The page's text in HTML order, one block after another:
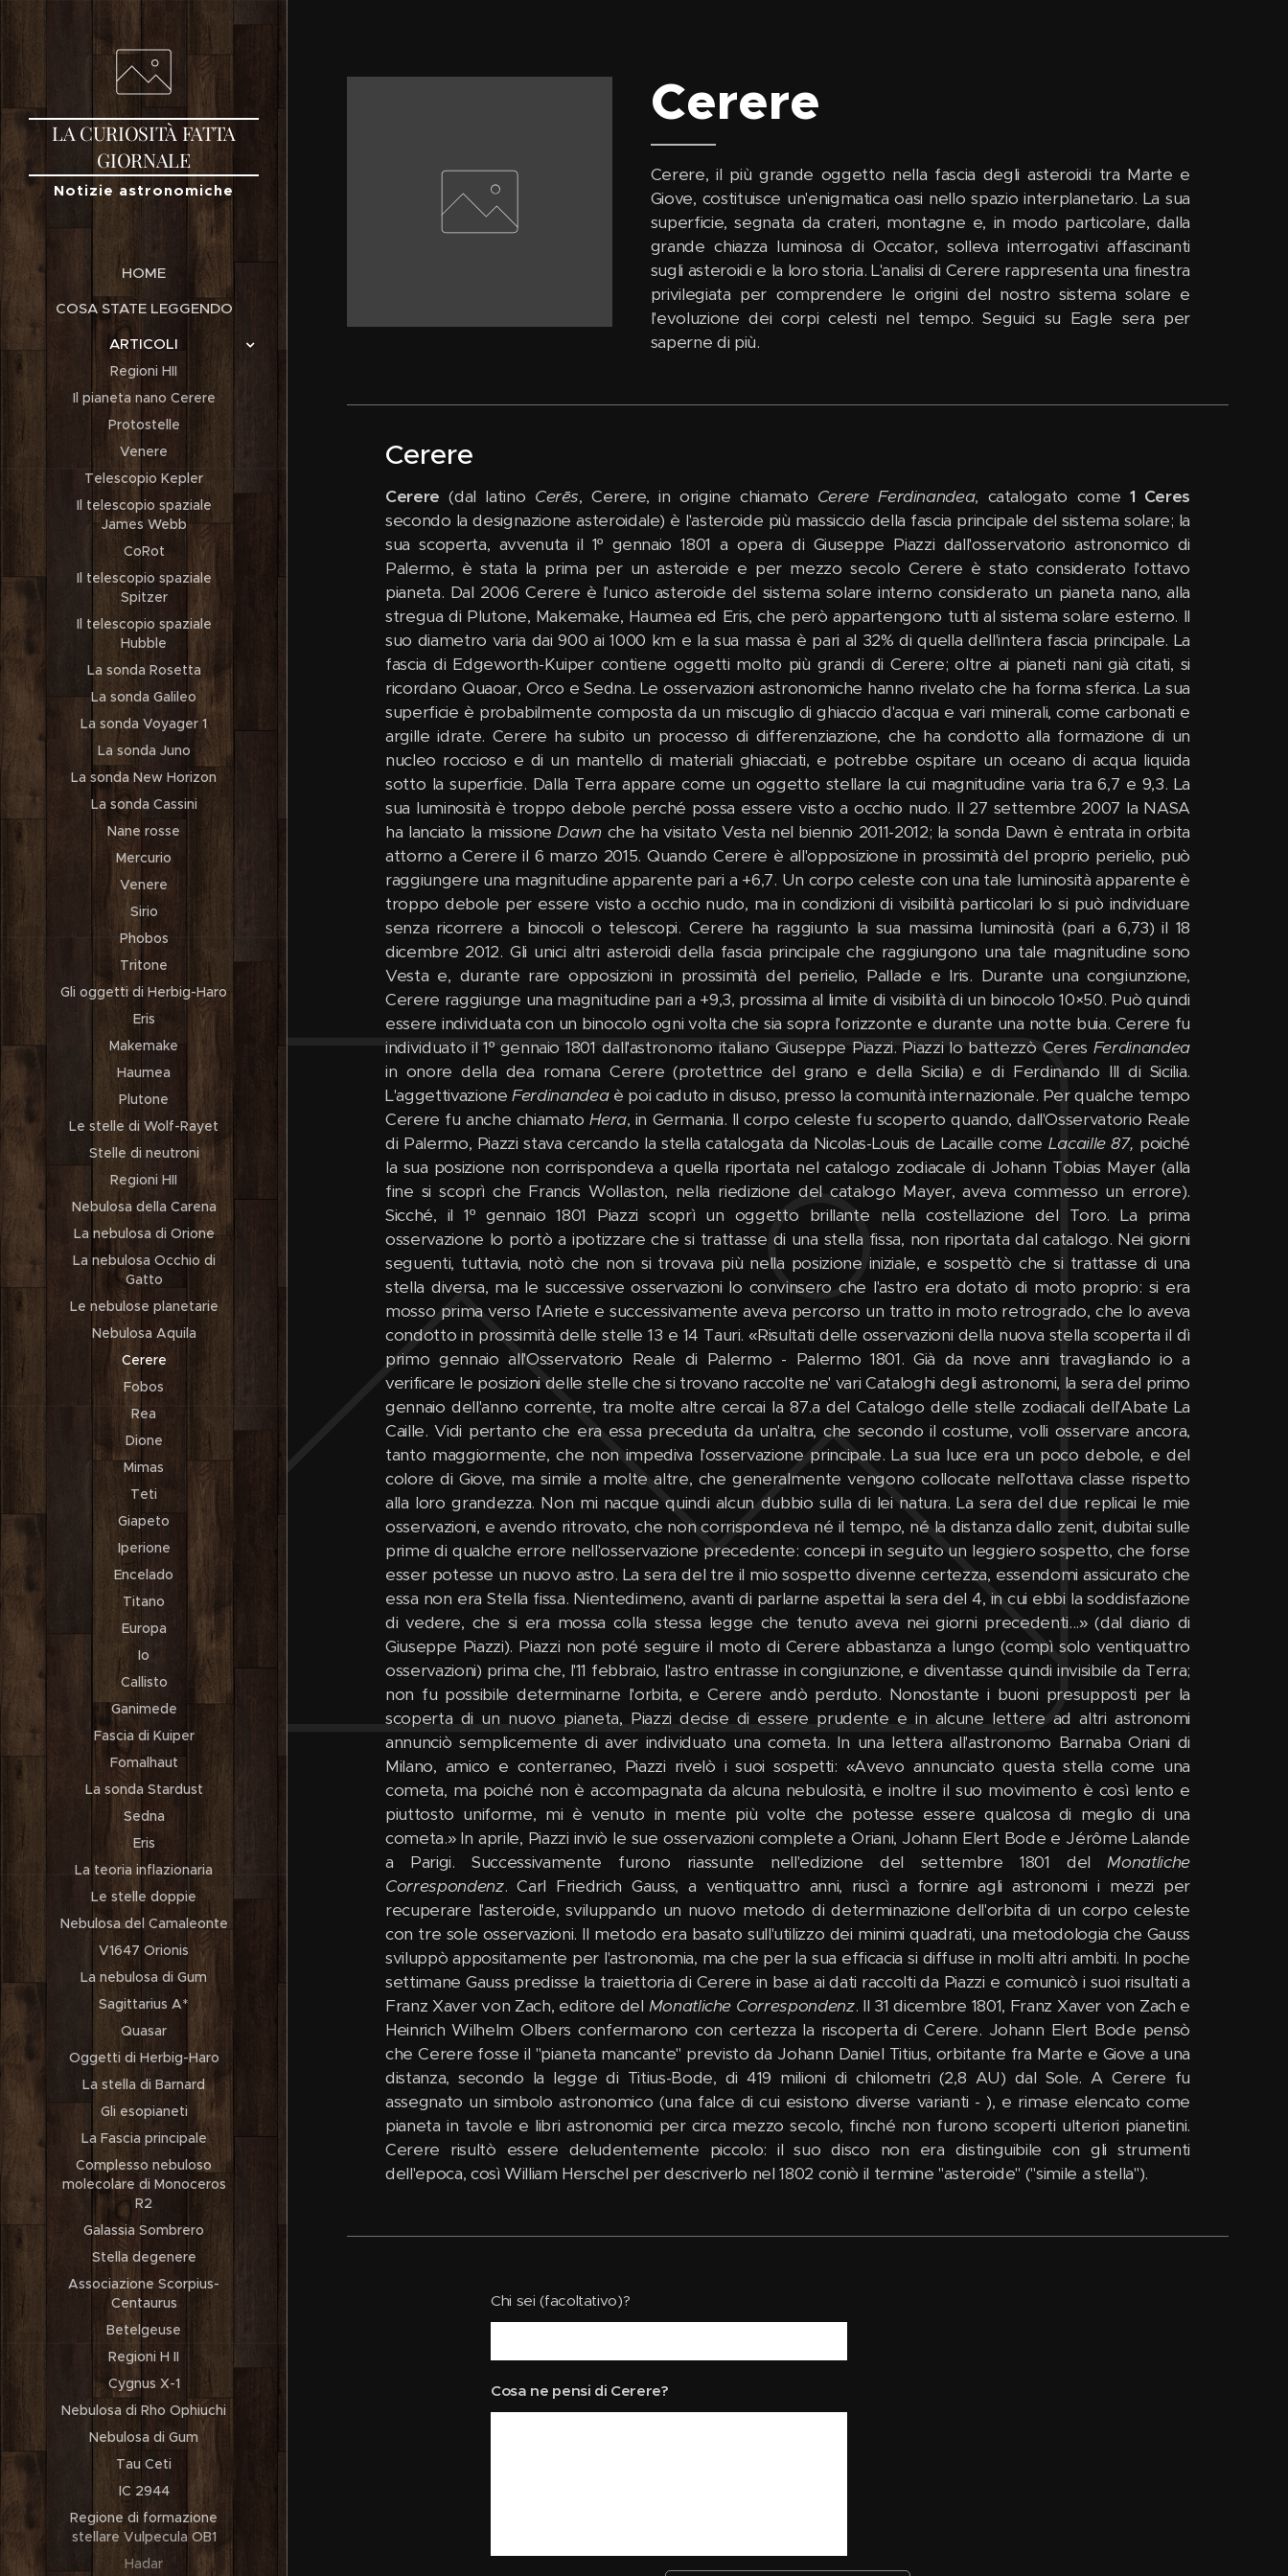
LA CURIOSITÀ FATTA
GIORNALE
Notizie astronomiche
HOME
COSA STATE LEGGENDO
ARTICOLI
Regioni HII
Il pianeta nano Cerere
Protostelle
Venere
Telescopio Kepler
Il telescopio spaziale
James Webb
CoRot
Il telescopio spaziale
Spitzer
Il telescopio spaziale
Hubble
La sonda Rosetta
La sonda Galileo
La sonda Voyager 1
La sonda Juno
La sonda New Horizon
La sonda Cassini
Nane rosse
Mercurio
Venere
Sirio
Phobos
Tritone
Gli oggetti di Herbig-Haro
Eris
Makemake
Haumea
Plutone
Le stelle di Wolf-Rayet
Stelle di neutroni
Regioni HII
Nebulosa della Carena
La nebulosa di Orione
La nebulosa Occhio di
Gatto
Le nebulose planetarie
Nebulosa Aquila
Cerere
Fobos
Rea
Dione
Mimas
Teti
Giapeto
Iperione
Encelado
Titano
Europa
Io
Callisto
Ganimede
Fascia di Kuiper
Fomalhaut
La sonda Stardust
Sedna
Eris
La teoria inflazionaria
Le stelle doppie
Nebulosa del Camaleonte
V1647 Orionis
La nebulosa di Gum
Sagittarius A*
Quasar
Oggetti di Herbig-Haro
La stella di Barnard
Gli esopianeti
La Fascia principale
Complesso nebuloso
molecolare di Monoceros
R2
Galassia Sombrero
Stella degenere
Associazione Scorpius-
Centaurus
Betelgeuse
Regioni H II
Cygnus X-1
Nebulosa di Rho Ophiuchi
Nebulosa di Gum
Tau Ceti
IC 2944
Regione di formazione
stellare Vulpecula OB1
Hadar
Cerere
Cerere, il più grande oggetto nella fascia degli asteroidi tra Marte e
Giove, costituisce un'enigmatica oasi nello spazio interplanetario. La sua
superficie, segnata da crateri, montagne e, in modo particolare, dalla
grande chiazza luminosa di Occator, solleva interrogativi affascinanti
sugli asteroidi e la loro storia. L'analisi di Cerere rappresenta una finestra
privilegiata per comprendere le origini del nostro sistema solare e
l'evoluzione dei corpi celesti nel tempo. Seguici su Eagle sera per
saperne di più.
Cerere
Cerere (dal latino Cerēs, Cerere, in origine chiamato Cerere Ferdinandea, catalogato come 1 Ceres
secondo la designazione asteroidale) è l'asteroide più massiccio della fascia principale del sistema solare; la
sua scoperta, avvenuta il 1º gennaio 1801 a opera di Giuseppe Piazzi dall'osservatorio astronomico di
Palermo, è stata la prima per un asteroide e per mezzo secolo Cerere è stato considerato l'ottavo
pianeta. Dal 2006 Cerere è l'unico asteroide del sistema solare interno considerato un pianeta nano, alla
stregua di Plutone, Makemake, Haumea ed Eris, che però appartengono tutti al sistema solare esterno. Il
suo diametro varia dai 900 ai 1000 km e la sua massa è pari al 32% di quella dell'intera fascia principale. La
fascia di Edgeworth-Kuiper contiene oggetti molto più grandi di Cerere; oltre ai pianeti nani già citati, si
ricordano Quaoar, Orco e Sedna. Le osservazioni astronomiche hanno rivelato che ha forma sferica. La sua
superficie è probabilmente composta da un miscuglio di ghiaccio d'acqua e vari minerali, come carbonati e
argille idrate. Cerere ha subito un processo di differenziazione, che ha condotto alla formazione di un
nucleo roccioso e di un mantello di materiali ghiacciati, e potrebbe ospitare un oceano di acqua liquida
sotto la superficie. Dalla Terra appare come un oggetto stellare la cui magnitudine varia tra 6,7 e 9,3. La
sua luminosità è troppo debole perché possa essere visto a occhio nudo. Il 27 settembre 2007 la NASA
ha lanciato la missioneDawn che ha visitato Vesta nel biennio 2011-2012; la sonda Dawn è entrata in orbita
attorno a Cerere il 6 marzo 2015. Quando Cerere è all'opposizione in prossimità del proprio perielio, può
raggiungere una magnitudine apparente pari a +6,7. Un corpo celeste con una tale luminosità apparente è
troppo debole per essere visto a occhio nudo, ma in condizioni di visibilità particolari lo si può individuare
senza ricorrere a binocoli o telescopi. Cerere ha raggiunto la sua massima luminosità (pari a 6,73) il 18
dicembre 2012. Gli unici altri asteroidi della fascia principale che raggiungono una tale magnitudine sono
Vesta e, durante rare opposizioni in prossimità del perielio, Pallade e Iris. Durante una congiunzione,
Cerere raggiunge una magnitudine pari a +9,3, prossima al limite di visibilità di un binocolo 10×50. Può quindi
essere individuata con un binocolo ogni volta che sia sopra l'orizzonte e durante una notte buia. Cerere fu
individuato il 1º gennaio 1801 dall'astronomo italiano Giuseppe Piazzi. Piazzi lo battezzò Ceres Ferdinandea
in onore della dea romana Cerere (protettrice del grano e della Sicilia) e di Ferdinando III di Sicilia.
L'aggettivazioneFerdinandeaè poi caduto in disuso, presso la comunità internazionale. Per qualche tempo
Cerere fu anche chiamatoHera, in Germania. Il corpo celeste fu scoperto quando, dall'Osservatorio Reale
di Palermo, Piazzi stava cercando la stella catalogata da Nicolas-Louis de Lacaille come Lacaille 87, poiché
la sua posizione non corrispondeva a quella riportata nel catalogo zodiacale di Johann Tobias Mayer (alla
fine si scoprì che Francis Wollaston, nella riedizione del catalogo Mayer, aveva commesso un errore).
Sicché, il 1º gennaio 1801 Piazzi scoprì un oggetto brillante nella costellazione del Toro. La prima
osservazione lo portò a ipotizzare che si trattasse di una stella fissa, non riportata dal catalogo. Nei giorni
seguenti, tuttavia, notò che non si trovava più nella posizione iniziale, e sospettò che si trattasse di una
stella diversa, ma le successive osservazioni lo convinsero che l'astro era dotato di moto proprio: si era
mosso prima verso l'Ariete e successivamente aveva percorso un tratto in moto retrogrado, che lo aveva
condotto in prossimità delle stelle 13 e 14 Tauri. «Risultati delle osservazioni della nuova stella scoperta il dì
primo gennaio all'Osservatorio Reale di Palermo - Palermo 1801. Già da nove anni travagliando io a
verificare le posizioni delle stelle che si trovano raccolte ne' vari Cataloghi degli astronomi, la sera del primo
gennaio dell'anno corrente, tra molte altre cercai la 87.a del Catalogo delle stelle zodiacali dell'Abate La
Caille. Vidi pertanto che era essa preceduta da un'altra, che secondo il costume, volli osservare ancora,
tanto maggiormente, che non impediva l'osservazione principale. La sua luce era un poco debole, e del
colore di Giove, ma simile a molte altre, che generalmente vengono collocate nell'ottava classe rispetto
alla loro grandezza. Non mi nacque quindi alcun dubbio sulla di lei natura. La sera del due replicai le mie
osservazioni, e avendo ritrovato, che non corrispondeva né il tempo, né la distanza dallo zenit, dubitai sulle
prime di qualche errore nell'osservazione precedente: concepii in seguito un leggiero sospetto, che forse
esser potesse un nuovo astro. La sera del tre il mio sospetto divenne certezza, essendomi assicurato che
essa non era Stella fissa. Nientedimeno, avanti di parlarne aspettai la sera del 4, in cui ebbi la soddisfazione
di vedere, che si era mossa colla stessa legge che tenuto aveva nei giorni precedenti...» (dal diario di
Giuseppe Piazzi). Piazzi non poté seguire il moto di Cerere abbastanza a lungo (compì solo ventiquattro
osservazioni) prima che, l'11 febbraio, l'astro entrasse in congiunzione, e diventasse quindi invisibile da Terra;
non fu possibile determinarne l'orbita, e Cerere andò perduto. Nonostante i buoni presupposti per la
scoperta di un nuovo pianeta, Piazzi decise di essere prudente e in alcune lettere ad altri astronomi
annunciò semplicemente di aver individuato una cometa. In una lettera all'astronomo Barnaba Oriani di
Milano, amico e conterraneo, Piazzi rivelò i suoi sospetti: «Avevo annunciato questa stella come una
cometa, ma poiché non è accompagnata da alcuna nebulosità, e inoltre il suo movimento è così lento e
piuttosto uniforme, mi è venuto in mente più volte che potesse essere qualcosa di meglio di una
cometa.» In aprile, Piazzi inviò le sue osservazioni complete a Oriani, Johann Elert Bode e Jérôme Lalande
a Parigi. Successivamente furono riassunte nell'edizione del settembre 1801 delMonatliche
Correspondenz. Carl Friedrich Gauss, a ventiquattro anni, riuscì a fornire agli astronomi i mezzi per
recuperare l'asteroide, sviluppando un nuovo metodo di determinazione dell'orbita di un corpo celeste
con tre sole osservazioni. Il metodo era basato sull'utilizzo dei minimi quadrati, una metodologia che Gauss
sviluppò appositamente per l'astronomia, ma che per la sua efficacia si diffuse in molti altri ambiti. In poche
settimane Gauss predisse la traiettoria di Cerere in base ai dati raccolti da Piazzi e comunicò i suoi risultati a
Franz Xaver von Zach, editore del Monatliche Correspondenz. Il 31 dicembre 1801, Franz Xaver von Zach e
Heinrich Wilhelm Olbers confermarono con certezza la riscoperta di Cerere. Johann Elert Bode pensò
che Cerere fosse il "pianeta mancante" previsto da Johann Daniel Titius, orbitante fra Marte e Giove a una
distanza, secondo la legge di Titius-Bode, di 419 milioni di chilometri (2,8 AU) dal Sole. A Cerere fu
assegnato un simbolo astronomico (una falce di cui esistono diverse varianti - ), e rimase elencato come
pianeta in tavole e libri astronomici per circa mezzo secolo, finché non furono scoperti ulteriori pianetini.
Cerere risultò essere deludentemente piccolo: il suo disco non era distinguibile con gli strumenti
dell'epoca, così William Herschel per descriverlo nel 1802 coniò il termine "asteroide" ("simile a stella").
Chi sei (facoltativo)?
Cosa ne pensi di Cerere?